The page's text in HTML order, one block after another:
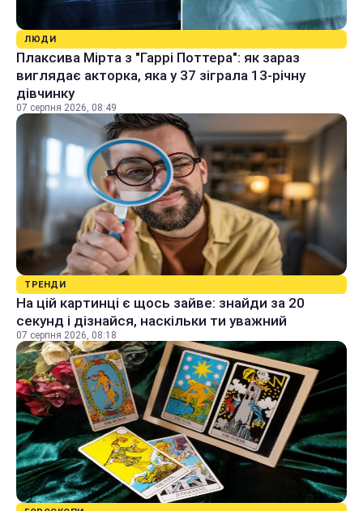
ЛЮДИ
Плаксива Мірта з "Гаррі Поттера": як зараз
виглядає акторка, яка у 37 зіграла 13-річну
дівчинку
07 серпня 2026, 08:49
ТРЕНДИ
На цій картинці є щось зайве: знайди за 20
секунд і дізнайся, наскільки ти уважний
07 серпня 2026, 08:18